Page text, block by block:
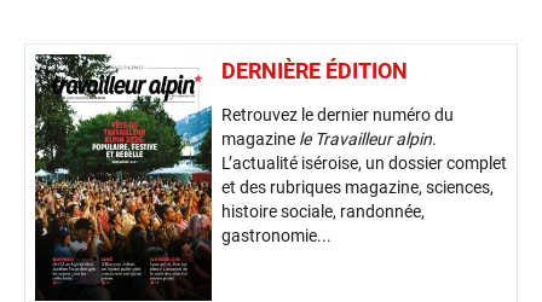
DERNIÈRE ÉDITION
Retrouvez le dernier numéro du
magazine le Travailleur alpin.
L’actualité iséroise, un dossier complet
et des rubriques magazine, sciences,
histoire sociale, randonnée,
gastronomie...